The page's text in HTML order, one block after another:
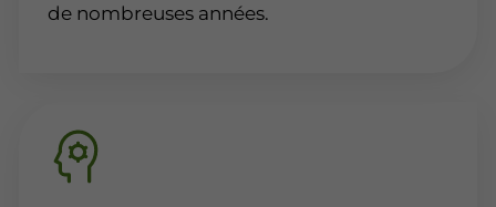
de nombreuses années.